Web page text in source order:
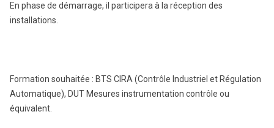
En phase de démarrage, il participera à la réception des
installations.
Formation souhaitée : BTS CIRA (Contrôle Industriel et Régulation
Automatique), DUT Mesures instrumentation contrôle ou
équivalent.